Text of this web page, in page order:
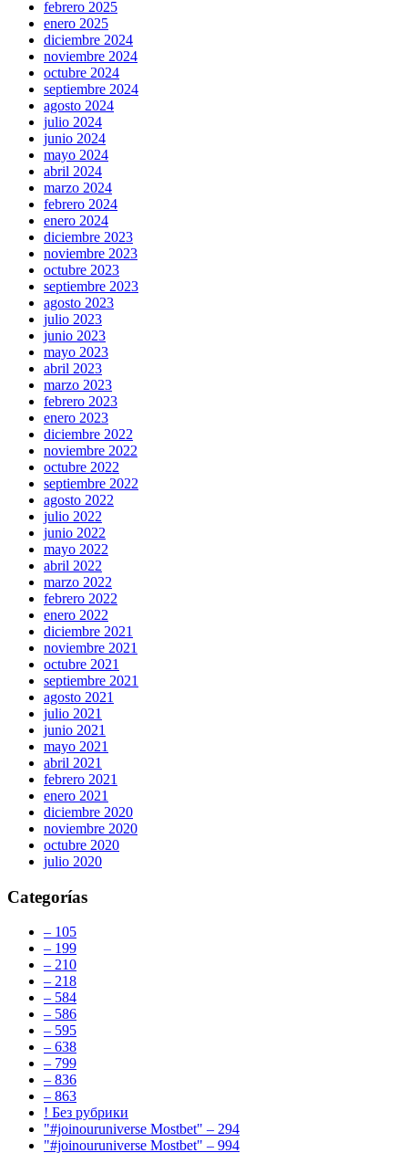
febrero 2025
enero 2025
diciembre 2024
noviembre 2024
octubre 2024
septiembre 2024
agosto 2024
julio 2024
junio 2024
mayo 2024
abril 2024
marzo 2024
febrero 2024
enero 2024
diciembre 2023
noviembre 2023
octubre 2023
septiembre 2023
agosto 2023
julio 2023
junio 2023
mayo 2023
abril 2023
marzo 2023
febrero 2023
enero 2023
diciembre 2022
noviembre 2022
octubre 2022
septiembre 2022
agosto 2022
julio 2022
junio 2022
mayo 2022
abril 2022
marzo 2022
febrero 2022
enero 2022
diciembre 2021
noviembre 2021
octubre 2021
septiembre 2021
agosto 2021
julio 2021
junio 2021
mayo 2021
abril 2021
febrero 2021
enero 2021
diciembre 2020
noviembre 2020
octubre 2020
julio 2020
Categorías
– 105
– 199
– 210
– 218
– 584
– 586
– 595
– 638
– 799
– 836
– 863
! Без рубрики
"#joinouruniverse Mostbet" – 294
"#joinouruniverse Mostbet" – 994